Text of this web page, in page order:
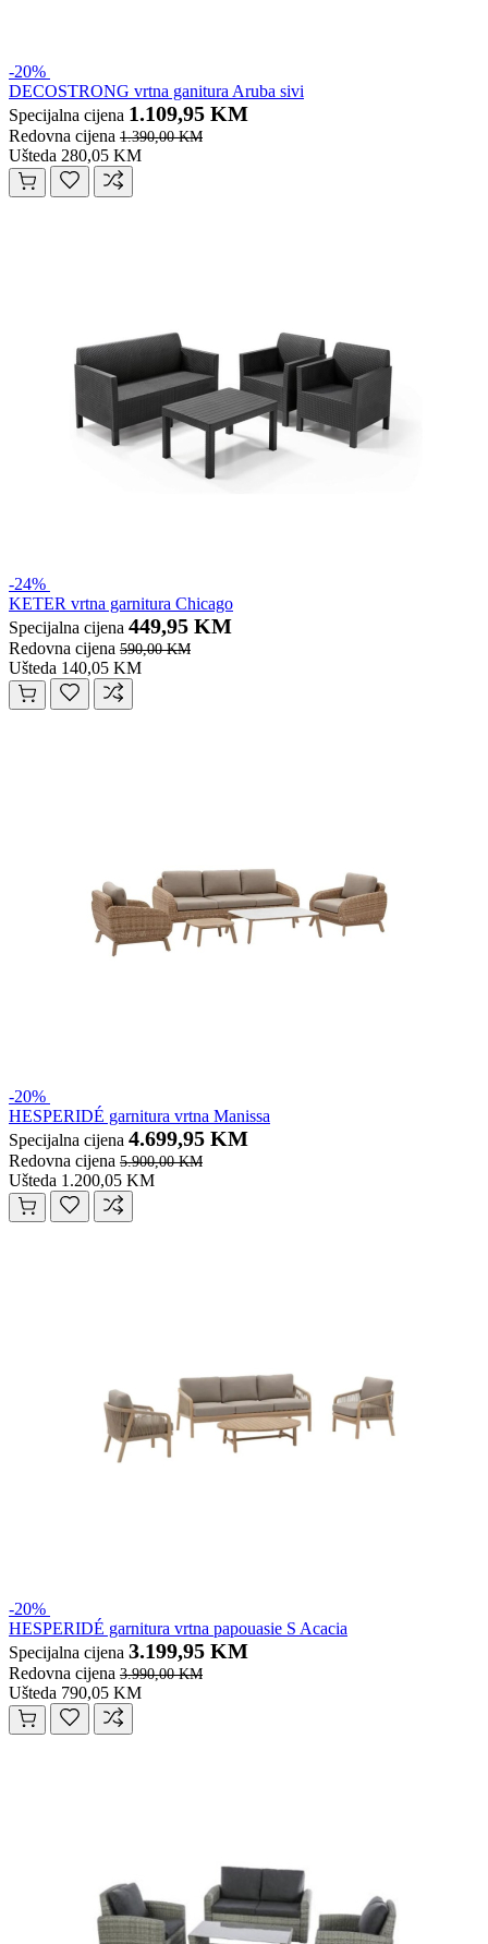
-20%
DECOSTRONG vrtna ganitura Aruba sivi
Specijalna cijena 1.109,95 KM
Redovna cijena 1.390,00 KM
Ušteda 280,05 KM
-24%
KETER vrtna garnitura Chicago
Specijalna cijena 449,95 KM
Redovna cijena 590,00 KM
Ušteda 140,05 KM
-20%
HESPERIDÉ garnitura vrtna Manissa
Specijalna cijena 4.699,95 KM
Redovna cijena 5.900,00 KM
Ušteda 1.200,05 KM
-20%
HESPERIDÉ garnitura vrtna papouasie S Acacia
Specijalna cijena 3.199,95 KM
Redovna cijena 3.990,00 KM
Ušteda 790,05 KM